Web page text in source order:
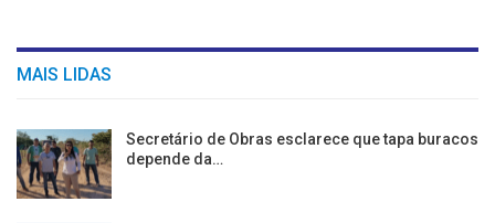
MAIS LIDAS
Secretário de Obras esclarece que tapa buracos
depende da…